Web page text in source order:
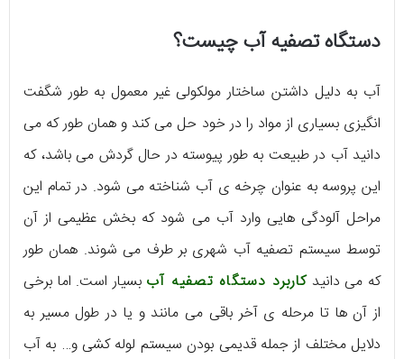
دستگاه تصفیه آب چیست؟
آب به دلیل داشتن ساختار مولکولی غیر معمول به طور شگفت‌
انگیزی بسیاری از مواد را در خود حل می‌ کند و همان طور که می
دانید آب در طبیعت به طور پیوسته در حال گردش می باشد، که
این پروسه به عنوان چرخه‌ ی آب شناخته می‌ شود. در تمام این
مراحل آلودگی‌ هایی وارد آب می‌ شود که بخش عظیمی از آن
توسط سیستم تصفیه آب شهری بر طرف می‌ شوند. همان طور
که می دانیدکاربرد دستگاه تصفیه آب بسیار است. اما برخی
از آن‌ ها تا مرحله‌ ی آخر باقی می‌ مانند و یا در طول مسیر به
دلایل مختلف از جمله قدیمی بودن سیستم لوله کشی و… به آب